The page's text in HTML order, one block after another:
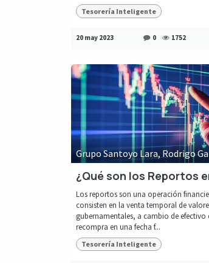
Tesorería Inteligente
20 may 2023 0 1752
Grupo Santoyo Lara, Rodrigo
¿Qué son los Reportos
Los reportos son una operación
consisten en la venta temporal de
gubernamentales, a cambio de
recompra en una fecha f...
Tesorería Inteligente